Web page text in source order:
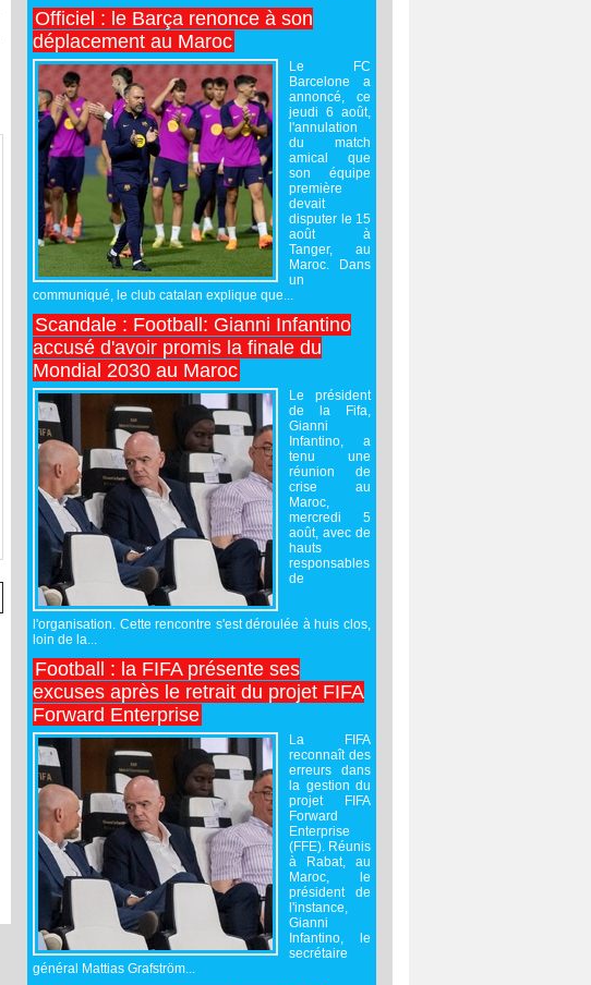
Officiel : le Barça renonce à son
déplacement au Maroc
Le FC
Barcelone a
annoncé, ce
jeudi 6 août,
l'annulation
du match
amical que
son équipe
première
devait
disputer le 15
août à
Tanger, au
Maroc. Dans
un
communiqué, le club catalan explique que...
Scandale : Football: Gianni Infantino
accusé d'avoir promis la finale du
Mondial 2030 au Maroc
Le président
de la Fifa,
Gianni
Infantino, a
tenu une
réunion de
crise au
Maroc,
mercredi 5
août, avec de
hauts
responsables
de
l'organisation. Cette rencontre s'est déroulée à huis clos,
loin de la...
Football : la FIFA présente ses
excuses après le retrait du projet FIFA
Forward Enterprise
La FIFA
reconnaît des
erreurs dans
la gestion du
projet FIFA
Forward
Enterprise
(FFE). Réunis
à Rabat, au
Maroc, le
président de
l'instance,
Gianni
Infantino, le
secrétaire
général Mattias Grafström...